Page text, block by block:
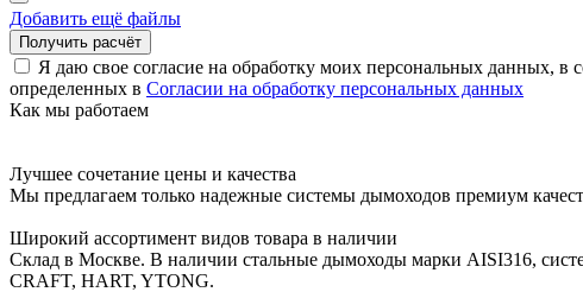
Добавить ещё файлы
Я даю свое согласие на обработку моих персональных данных,
определенных в Согласии на обработку персональных данных
Как мы работаем
Лучшее сочетание цены и качества
Мы предлагаем только надежные системы дымоходов премиум
Широкий ассортимент видов товара в наличии
Склад в Москве. В наличии стальные дымоходы марки AISI316,
CRAFT, HART, YTONG.